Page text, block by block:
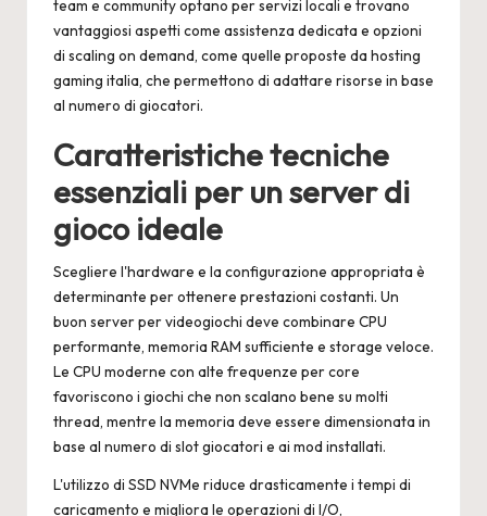
team e community optano per servizi locali e trovano
vantaggiosi aspetti come assistenza dedicata e opzioni
di scaling on demand, come quelle proposte da hosting
gaming italia, che permettono di adattare risorse in base
al numero di giocatori.
Caratteristiche tecniche
essenziali per un server di
gioco ideale
Scegliere l'hardware e la configurazione appropriata è
determinante per ottenere prestazioni costanti. Un
buon server per videogiochi deve combinare CPU
performante, memoria RAM sufficiente e storage veloce.
Le CPU moderne con alte frequenze per core
favoriscono i giochi che non scalano bene su molti
thread, mentre la memoria deve essere dimensionata in
base al numero di slot giocatori e ai mod installati.
L'utilizzo di SSD NVMe riduce drasticamente i tempi di
caricamento e migliora le operazioni di I/O,